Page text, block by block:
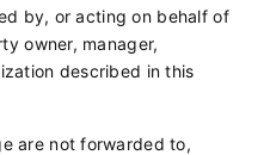
by, or acting on behalf of
owner, manager,
described in this
are not forwarded to,